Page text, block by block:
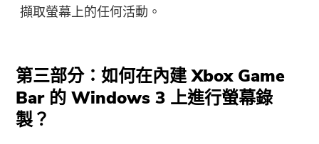
擷取螢幕上的任何活動。
第三部分：如何在內建 Xbox Game
Bar 的 Windows 3 上進行螢幕錄
製？